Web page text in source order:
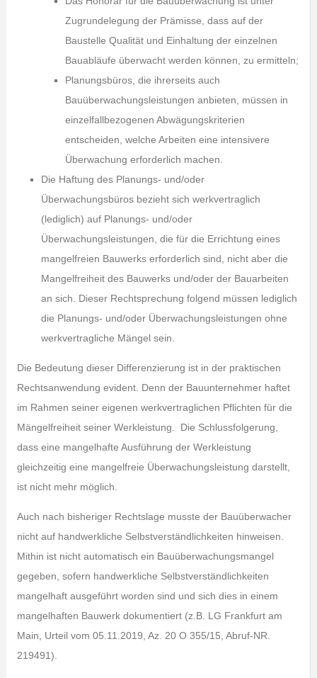
Zugrundelegung der Prämisse, dass auf der
Baustelle Qualität und Einhaltung der einzelnen
Bauabläufe überwacht werden können, zu ermitteln;
Planungsbüros, die ihrerseits auch
Bauüberwachungsleistungen anbieten, müssen in
einzelfallbezogenen Abwägungskriterien
entscheiden, welche Arbeiten eine intensivere
Überwachung erforderlich machen.
Die Haftung des Planungs- und/oder
Überwachungsbüros bezieht sich werkvertraglich
(lediglich) auf Planungs- und/oder
Überwachungsleistungen, die für die Errichtung eines
mangelfreien Bauwerks erforderlich sind, nicht aber die
Mangelfreiheit des Bauwerks und/oder der Bauarbeiten
an sich. Dieser Rechtsprechung folgend müssen lediglich
die Planungs- und/oder Überwachungsleistungen ohne
werkvertragliche Mängel sein.
Die Bedeutung dieser Differenzierung ist in der praktischen
Rechtsanwendung evident. Denn der Bauunternehmer haftet
im Rahmen seiner eigenen werkvertraglichen Pflichten für die
Mängelfreiheit seiner Werkleistung. Die Schlussfolgerung,
dass eine mangelhafte Ausführung der Werkleistung
gleichzeitig eine mangelfreie Überwachungsleistung darstellt,
ist nicht mehr möglich.
Auch nach bisheriger Rechtslage musste der Bauüberwacher
nicht auf handwerkliche Selbstverständlichkeiten hinweisen.
Mithin ist nicht automatisch ein Bauüberwachungsmangel
gegeben, sofern handwerkliche Selbstverständlichkeiten
mangelhaft ausgeführt worden sind und sich dies in einem
mangelhaften Bauwerk dokumentiert (z.B. LG Frankfurt am
Main, Urteil vom 05.11.2019, Az. 20 O 355/15, Abruf-NR.
219491).